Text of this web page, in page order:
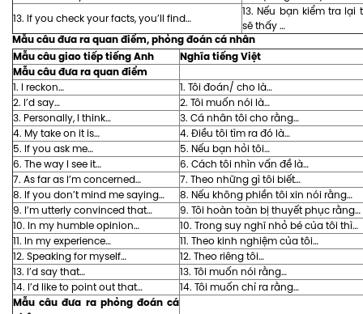
13. If you check your facts, you’ll find…
13. Nếu bạn kiểm tra lại
sẽ thấy …
Mẫu câu đưa ra quan điểm, phỏng đoán cá nhân
Mẫu câu giao tiếp tiếng Anh
Nghĩa tiếng Việt
Mẫu câu đưa ra quan điểm
1. I reckon…
1. Tôi đoán/ cho là…
2. I’d say…
2. Tôi muốn nói là…
3. Personally, I think…
3. Cá nhân tôi cho rằng…
4. My take on it is…
4. Điều tôi tìm ra đó là…
5. If you ask me…
5. Nếu bạn hỏi tôi…
6. The way I see it…
6. Cách tôi nhìn vấn đề là…
7. As far as I’m concerned…
7. Theo những gì tôi biết…
8. If you don’t mind me saying…
8. Nếu không phiền tôi xin nói rằng…
9. I’m utterly convinced that…
9. Tôi hoàn toàn bị thuyết phục rằng…
10. In my humble opinion…
10. Trong suy nghĩ nhỏ bé của tôi thì…
11. In my experience…
11. Theo kinh nghiệm của tôi…
12. Speaking for myself…
12. Theo riêng tôi…
13. I’d say that…
13. Tôi muốn nói rằng…
14. I’d like to point out that…
14. Tôi muốn chỉ ra rằng…
Mẫu câu đưa ra phỏng đoán cá